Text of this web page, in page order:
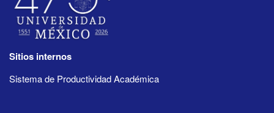
Sitios internos
Sistema de Productividad Académica